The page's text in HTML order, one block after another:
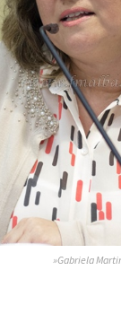
»Gabriela